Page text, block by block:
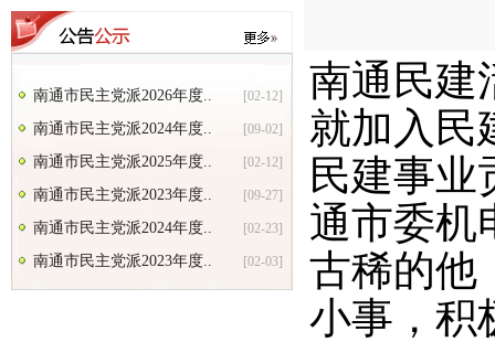
南通市民主党派2026年度.. [02-12]
南通市民主党派2024年度.. [09-02]
南通市民主党派2025年度.. [02-12]
南通市民主党派2023年度.. [09-27]
南通市民主党派2024年度.. [02-23]
南通市民主党派2023年度.. [02-03]
南通民建
就加入民
民建事
通市委机
古稀的他
小事，积